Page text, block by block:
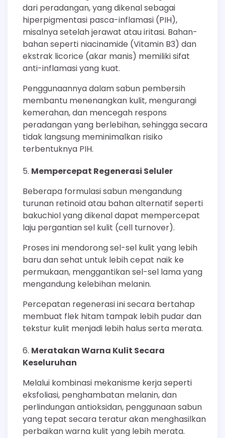
dari peradangan, yang dikenal sebagai
hiperpigmentasi pasca-inflamasi (PIH),
misalnya setelah jerawat atau iritasi. Bahan-
bahan seperti niacinamide (Vitamin B3) dan
ekstrak licorice (akar manis) memiliki sifat
anti-inflamasi yang kuat.
Penggunaannya dalam sabun pembersih
membantu menenangkan kulit, mengurangi
kemerahan, dan mencegah respons
peradangan yang berlebihan, sehingga secara
tidak langsung meminimalkan risiko
terbentuknya PIH.
Mempercepat Regenerasi Seluler
Beberapa formulasi sabun mengandung
turunan retinoid atau bahan alternatif seperti
bakuchiol yang dikenal dapat mempercepat
laju pergantian sel kulit (cell turnover).
Proses ini mendorong sel-sel kulit yang lebih
baru dan sehat untuk lebih cepat naik ke
permukaan, menggantikan sel-sel lama yang
mengandung kelebihan melanin.
Percepatan regenerasi ini secara bertahap
membuat flek hitam tampak lebih pudar dan
tekstur kulit menjadi lebih halus serta merata.
Meratakan Warna Kulit Secara
Keseluruhan
Melalui kombinasi mekanisme kerja seperti
eksfoliasi, penghambatan melanin, dan
perlindungan antioksidan, penggunaan sabun
yang tepat secara teratur akan menghasilkan
perbaikan warna kulit yang lebih merata.